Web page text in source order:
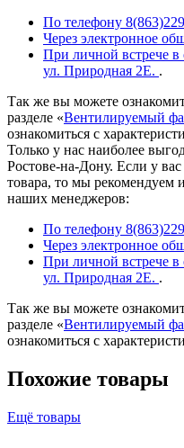
По телефону
Через электронное
При личной встрече в
ул. Природная 2Е. .
Так же вы можете
разделе «Вентилируемый
ознакомиться с
Только у нас наиболее
Ростове-на-Дону. Если у
товара, то мы
наших менеджеров:
По телефону
Через электронное
При личной встрече в
ул. Природная 2Е. .
Так же вы можете
разделе «Вентилируемый
ознакомиться с
Похожие товары
Ещё товары